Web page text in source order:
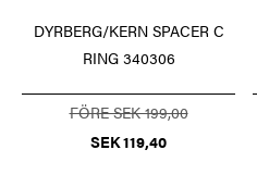
DYRBERG/KERN SPACER C
RING 340306
FÖRE SEK 199,00
SEK 119,40